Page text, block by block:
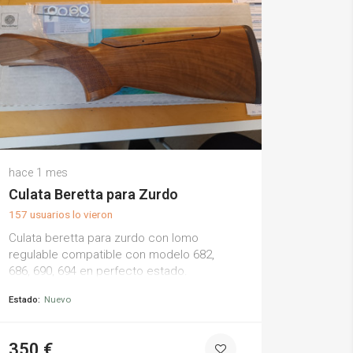
hace 1 mes
Culata Beretta para Zurdo
157 usuarios lo vieron
Culata beretta para zurdo con lomo
regulable compatible con modelo 682,
686, 690, 694 en perfecto estado.
Estado: Nuevo